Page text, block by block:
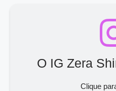
O IG Zera
Clique